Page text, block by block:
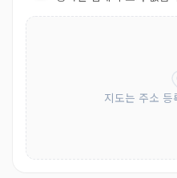
지도는 주소 등